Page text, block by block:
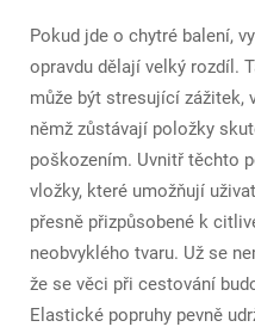
Pokud jde o chytré balení,
opravdu dělají velký rozdíl.
může být stresující zážitek,
němž zůstávají položky
poškozením. Uvnitř těchto
vložky, které umožňují
přesně přizpůsobené k
neobvyklého tvaru. Už se
že se věci při cestování
Elastické popruhy pevně